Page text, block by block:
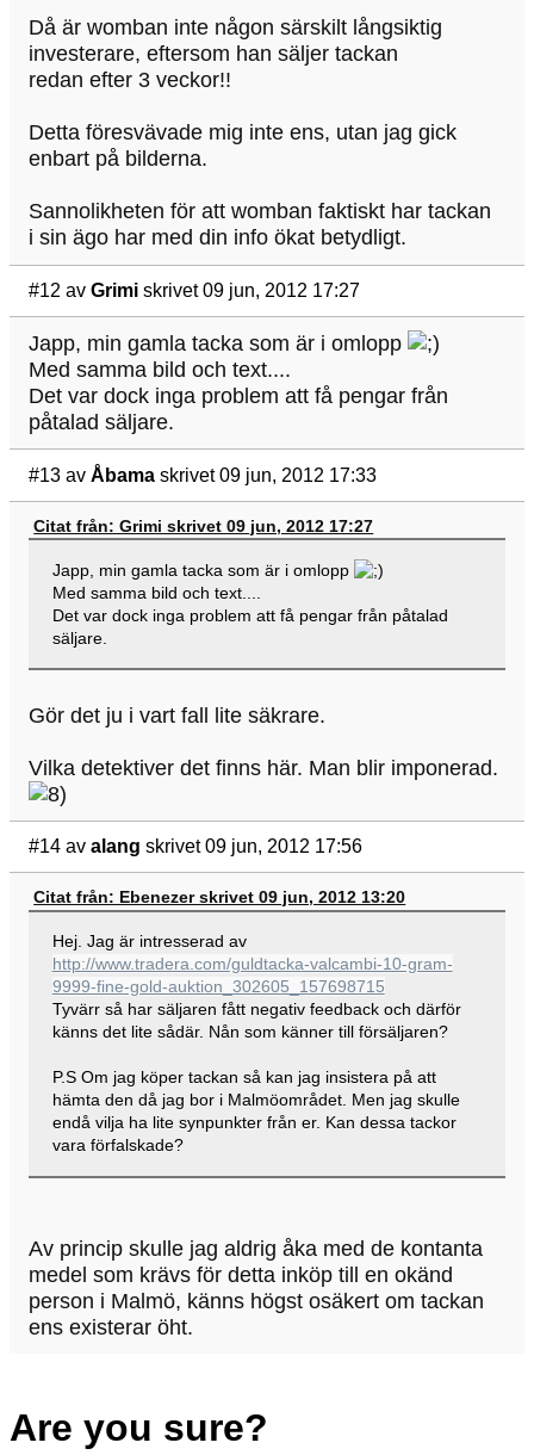
Då är womban inte någon särskilt långsiktig
investerare, eftersom han säljer tackan
redan efter 3 veckor!!
Detta föresvävade mig inte ens, utan jag gick
enbart på bilderna.
Sannolikheten för att womban faktiskt har tackan
i sin ägo har med din info ökat betydligt.
#12 av Grimi skrivet 09 jun, 2012 17:27
Japp, min gamla tacka som är i omlopp
Med samma bild och text....
Det var dock inga problem att få pengar från
påtalad säljare.
#13 av Åbama skrivet 09 jun, 2012 17:33
Citat från: Grimi skrivet 09 jun, 2012 17:27
Japp, min gamla tacka som är i omlopp
Med samma bild och text....
Det var dock inga problem att få pengar från påtalad
säljare.
Gör det ju i vart fall lite säkrare.
Vilka detektiver det finns här. Man blir imponerad.
#14 av alang skrivet 09 jun, 2012 17:56
Citat från: Ebenezer skrivet 09 jun, 2012 13:20
Hej. Jag är intresserad av
http://www.tradera.com/guldtacka-valcambi-10-gram-
9999-fine-gold-auktion_302605_157698715
Tyvärr så har säljaren fått negativ feedback och därför
känns det lite sådär. Nån som känner till försäljaren?
P.S Om jag köper tackan så kan jag insistera på att
hämta den då jag bor i Malmöområdet. Men jag skulle
endå vilja ha lite synpunkter från er. Kan dessa tackor
vara förfalskade?
Av princip skulle jag aldrig åka med de kontanta
medel som krävs för detta inköp till en okänd
person i Malmö, känns högst osäkert om tackan
ens existerar öht.
Are you sure?